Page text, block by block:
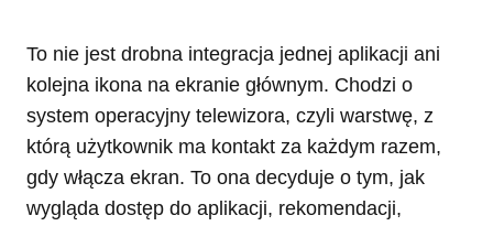
To nie jest drobna integracja jednej aplikacji ani
kolejna ikona na ekranie głównym. Chodzi o
system operacyjny telewizora, czyli warstwę, z
którą użytkownik ma kontakt za każdym razem,
gdy włącza ekran. To ona decyduje o tym, jak
wygląda dostęp do aplikacji, rekomendacji,